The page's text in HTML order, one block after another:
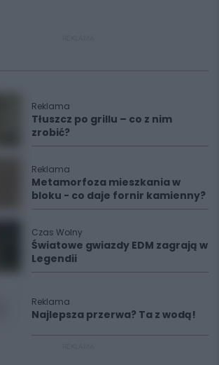
Reklama
Tłuszcz po grillu – co z nim
zrobić?
Reklama
Metamorfoza mieszkania w
bloku - co daje fornir kamienny?
Czas Wolny
Światowe gwiazdy EDM zagrają w
Legendii
Reklama
Najlepsza przerwa? Ta z wodą!